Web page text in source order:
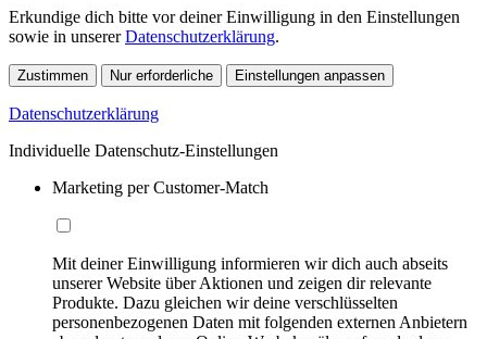
Erkundige dich bitte vor deiner Einwilligung in den Einstellungen
sowie in unsererDatenschutzerklärung.
Zustimmen Nur erforderliche Einstellungen anpassen
Datenschutzerklärung
Individuelle Datenschutz-Einstellungen
Marketing per Customer-Match
Mit deiner Einwilligung informieren wir dich auch abseits
unserer Website über Aktionen und zeigen dir relevante
Produkte. Dazu gleichen wir deine verschlüsselten
personenbezogenen Daten mit folgenden externen Anbietern